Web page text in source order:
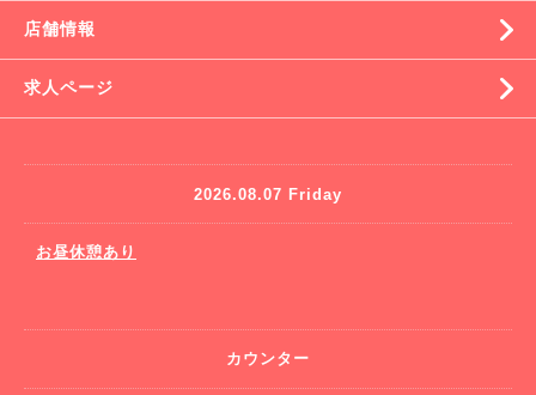
店舗情報
求人ページ
2026.08.07 Friday
お昼休憩あり
カウンター